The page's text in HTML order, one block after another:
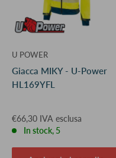
U POWER
Giacca MIKY - U-Power
HL169YFL
€66,30 IVA esclusa
In stock, 5